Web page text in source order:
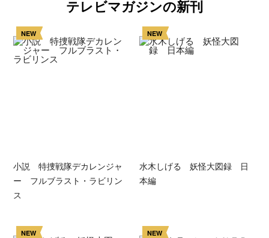
テレビマガジンの新刊
NEW
小説 特捜戦隊デカレンジャ
ー フルブラスト・ラビリン
ス
NEW
水木しげる 妖怪大図録 日
本編
NEW NEW